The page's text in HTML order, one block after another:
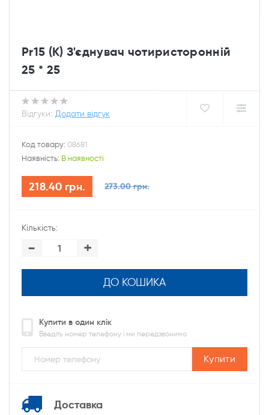
Pr15 (К) З'єднувач чотиристоронній
25 * 25
Відгуки: Додати відгук
Код товару: 08681
Наявність: В наявності
218.40 грн. 273.00 грн.
Кількість:
- +
ДО КОШИКА
Купити в один клік
Введіть номер телефону і ми передзвонимо
Купити
Доставка